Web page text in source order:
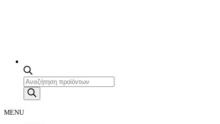
Products
search
MENU